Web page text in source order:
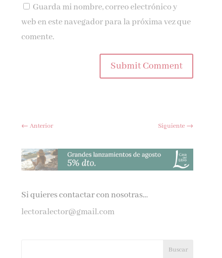
Guarda mi nombre, correo electrónico y
web en este navegador para la próxima vez que
comente.
Submit Comment
←Anterior Siguiente→
Si quieres contactar con nosotras…
lectoralector@gmail.com